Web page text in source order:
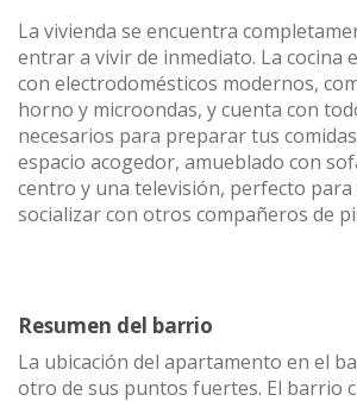
La vivienda se encuentra
entrar a vivir de inmediato. La cocina
con electrodomésticos modernos,
horno y microondas, y cuenta con
necesarios para preparar tus
espacio acogedor, amueblado con
centro y una televisión, perfecto
socializar con otros compañeros de
Resumen del barrio
La ubicación del apartamento en el
otro de sus puntos fuertes. El barrio